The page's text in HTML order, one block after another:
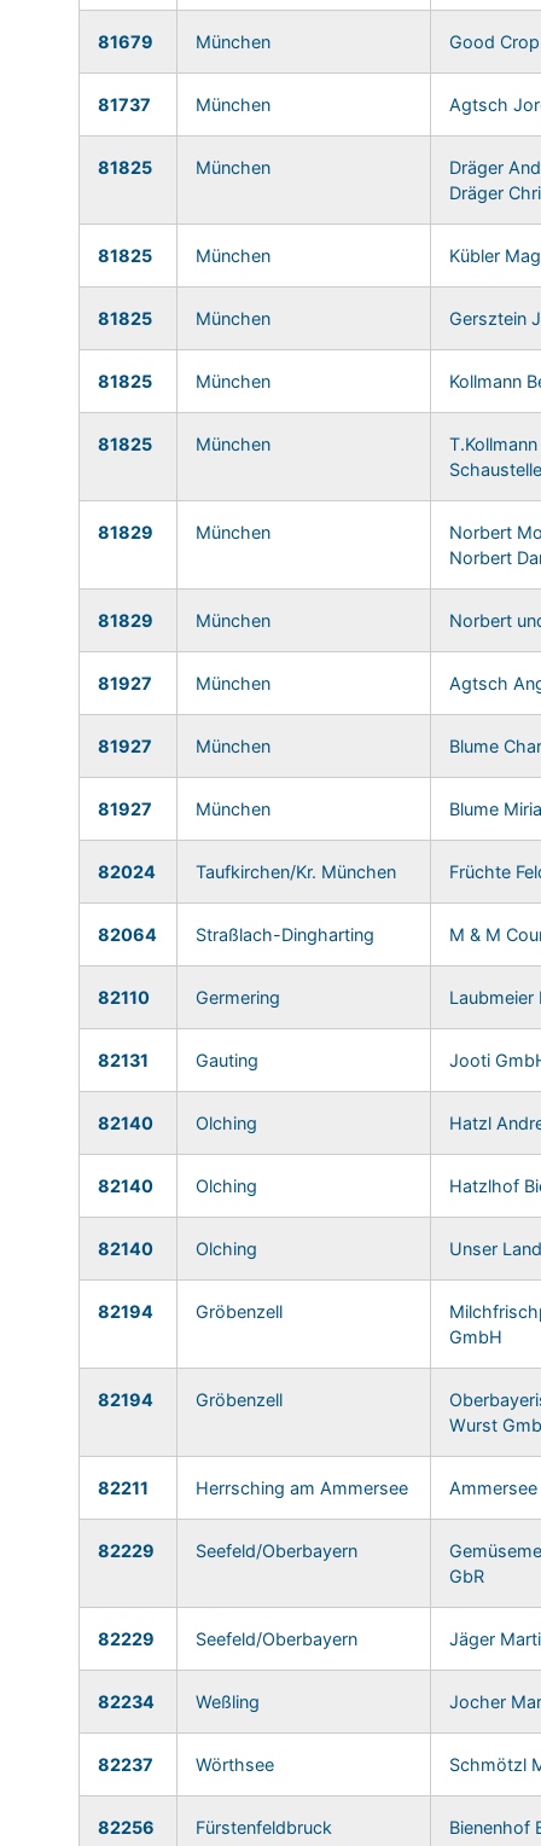
81679 München Good
81737 München Agtsch
81825 München
Dräger
Dräger
81825 München Kübler
81825 München Gersztein
81825 München Kollmann
81825 München
T.Kollmann
81829 München
Norbert
Norbert
81829 München Norbert
81927 München Agtsch
81927 München Blume
81927 München Blume
82024 Taufkirchen/Kr. München Früchte
82064 Straßlach-Dingharting M & M
82110 Germering Laubmeier
82131 Gauting Jooti
82140 Olching Hatzl
82140 Olching Hatzlhof
82140 Olching Unser
82194 Gröbenzell
GmbH
82194 Gröbenzell
Wurst
82211 Herrsching am Ammersee
82229 Seefeld/Oberbayern
GbR
82229 Seefeld/Oberbayern Jäger
82234 Weßling Jocher
82237 Wörthsee Schmötzl
82256 Fürstenfeldbruck
Bienenhof